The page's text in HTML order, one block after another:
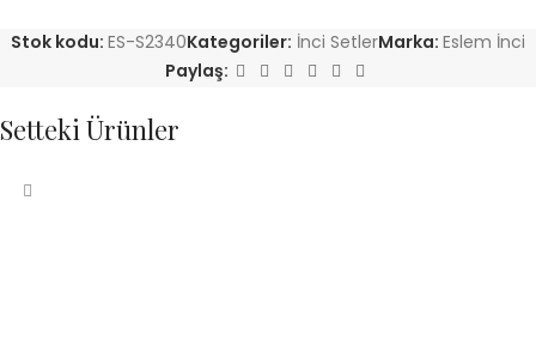
Stok kodu: ES-S2340Kategoriler: İnci SetlerMarka: Eslem İnci
Paylaş:
Setteki Ürünler